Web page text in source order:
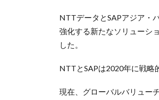
NTTデータとSAPアジア・
強化する新たなソリューシ
した。
NTTとSAPは2020年に戦略
現在、グローバルバリュー